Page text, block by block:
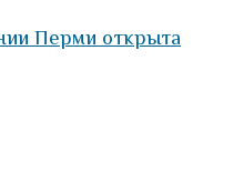
Перми открыта